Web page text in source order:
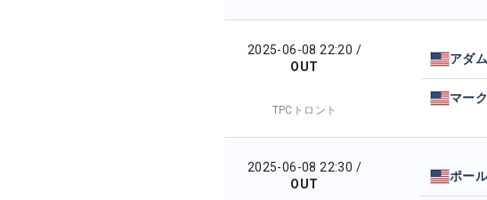
2025-06-08 22:20 /
OUT
TPCトロント
アダ
マー
2025-06-08 22:30 /
OUT
ポー